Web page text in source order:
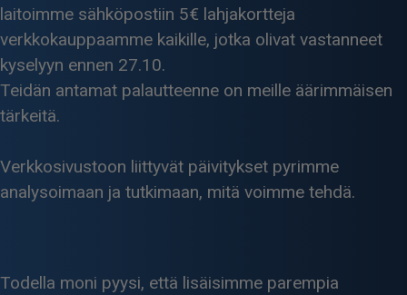
laitoimme sähköpostiin 5€ lahjakortteja
verkkokauppaamme kaikille, jotka olivat vastanneet
kyselyyn ennen 27.10.
Teidän antamat palautteenne on meille äärimmäisen
tärkeitä.
Verkkosivustoon liittyvät päivitykset pyrimme
analysoimaan ja tutkimaan, mitä voimme tehdä.
Todella moni pyysi, että lisäisimme parempia